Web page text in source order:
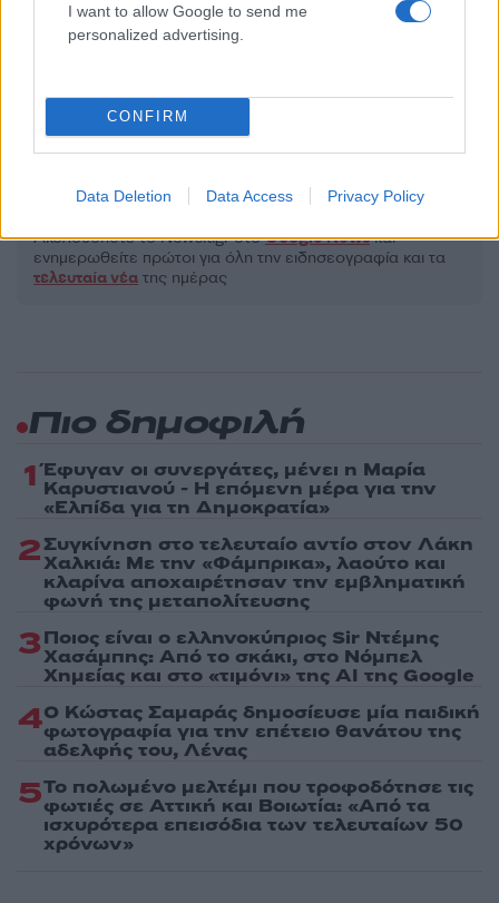
I want to allow Google to send me
personalized advertising.
CONFIRM
Data Deletion Data Access Privacy Policy
. Το site προστατεύεται από reCAPTCHA, ισχύουν
Πολιτική Απορρήτου&Όροι Χρήσης
ΑΝΩΤΑΤΟ ΔΙΚΑΣΤΗΡΙΟ
ΝΤΟΝΑΛΝΤ ΤΡΑΜΠ
Share:
Ακολουθήστε το Νewsit.gr στοGoogle Newsκαι
ενημερωθείτε πρώτοι για όλη την ειδησεογραφία και τα
τελευταία νέα της ημέρας
Πιο δημοφιλή
1 Έφυγαν οι συνεργάτες, μένει η Μαρία
Καρυστιανού - Η επόμενη μέρα για την
«Ελπίδα για τη Δημοκρατία»
2Συγκίνηση στο τελευταίο αντίο στον Λάκη
Χαλκιά: Με την «Φάμπρικα», λαούτο και
κλαρίνα αποχαιρέτησαν την εμβληματική
φωνή της μεταπολίτευσης
3Ποιος είναι ο ελληνοκύπριος Sir Ντέμης
Χασάμπης: Από το σκάκι, στο Νόμπελ
Χημείας και στο «τιμόνι» της AI της Google
4Ο Κώστας Σαμαράς δημοσίευσε μία παιδική
φωτογραφία για την επέτειο θανάτου της
αδελφής του, Λένας
5Το πολωμένο μελτέμι που τροφοδότησε τις
φωτιές σε Αττική και Βοιωτία: «Από τα
ισχυρότερα επεισόδια των τελευταίων 50
χρόνων»